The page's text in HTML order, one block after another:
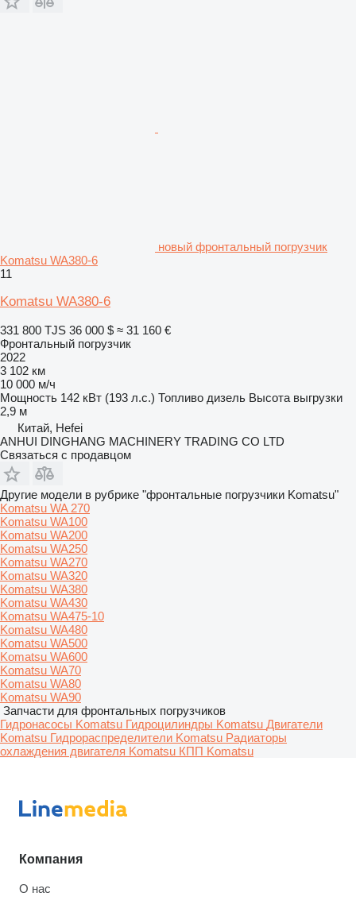
новый фронтальный погрузчик
Komatsu WA380-6
11
Komatsu WA380-6
331 800 TJS 36 000 $ ≈ 31 160 €
Фронтальный погрузчик
2022
3 102 км
10 000 м/ч
Мощность 142 кВт (193 л.с.) Топливо дизель Высота выгрузки
2,9 м
Китай, Hefei
ANHUI DINGHANG MACHINERY TRADING CO LTD
Связаться с продавцом
Другие модели в рубрике "фронтальные погрузчики Komatsu"
Komatsu WA 270
Komatsu WA100
Komatsu WA200
Komatsu WA250
Komatsu WA270
Komatsu WA320
Komatsu WA380
Komatsu WA430
Komatsu WA475-10
Komatsu WA480
Komatsu WA500
Komatsu WA600
Komatsu WA70
Komatsu WA80
Komatsu WA90
Запчасти для фронтальных погрузчиков
Гидронасосы Komatsu Гидроцилиндры Komatsu Двигатели
Komatsu Гидрораспределители Komatsu Радиаторы
охлаждения двигателя Komatsu КПП Komatsu
Компания
О нас